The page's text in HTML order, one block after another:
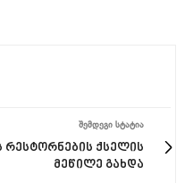
ᲨᲔᲛᲓᲔᲒᲘ ᲡᲢᲐᲢᲘᲐ
რესტორნების ქსელის
მეწილე გახდა